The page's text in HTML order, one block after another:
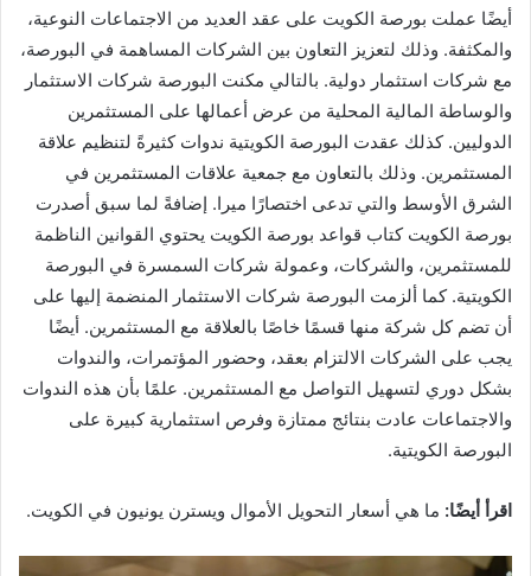
أيضًا عملت بورصة الكويت على عقد العديد من الاجتماعات النوعية،
والمكثفة. وذلك لتعزيز التعاون بين الشركات المساهمة في البورصة،
مع شركات استثمار دولية. بالتالي مكنت البورصة شركات الاستثمار
والوساطة المالية المحلية من عرض أعمالها على المستثمرين
الدوليين. كذلك عقدت البورصة الكويتية ندوات كثيرةً لتنظيم علاقة
المستثمرين. وذلك بالتعاون مع جمعية علاقات المستثمرين في
الشرق الأوسط والتي تدعى اختصارًا ميرا. إضافةً لما سبق أصدرت
بورصة الكويت كتاب قواعد بورصة الكويت يحتوي القوانين الناظمة
للمستثمرين، والشركات، وعمولة شركات السمسرة في البورصة
الكويتية. كما ألزمت البورصة شركات الاستثمار المنضمة إليها على
أن تضم كل شركة منها قسمًا خاصًا بالعلاقة مع المستثمرين. أيضًا
يجب على الشركات الالتزام بعقد، وحضور المؤتمرات، والندوات
بشكل دوري لتسهيل التواصل مع المستثمرين. علمًا بأن هذه الندوات
والاجتماعات عادت بنتائج ممتازة وفرص استثمارية كبيرة على
البورصة الكويتية.
اقرأ أيضًا: ما هي أسعار التحويل الأموال ويسترن يونيون في الكويت.